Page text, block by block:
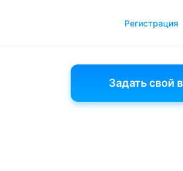
Задать свой
Регистрация